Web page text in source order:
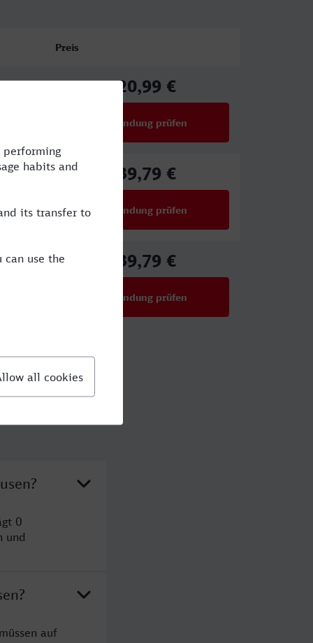
Preis
20,99 €
Verbindung prüfen
39,79 €
Verbindung prüfen
39,79 €
Verbindung prüfen
0
und
auf